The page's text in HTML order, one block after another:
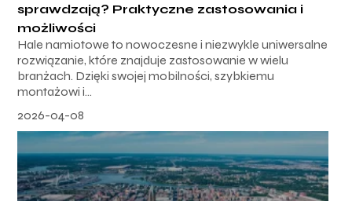
sprawdzają? Praktyczne zastosowania i
możliwości
Hale namiotowe to nowoczesne i niezwykle uniwersalne
rozwiązanie, które znajduje zastosowanie w wielu
branżach. Dzięki swojej mobilności, szybkiemu
montażowi i...
2026-04-08